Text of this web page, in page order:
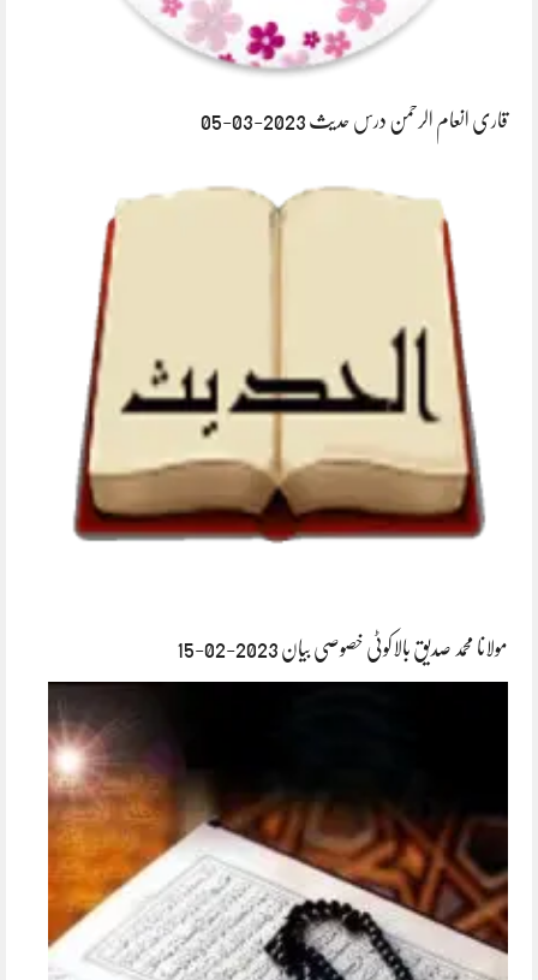
قاری انعام الرحمن درس حدیث 2023-03-05
مولانا محمد صدیق بالاکوٹی خصوصی بیان 2023-02-15